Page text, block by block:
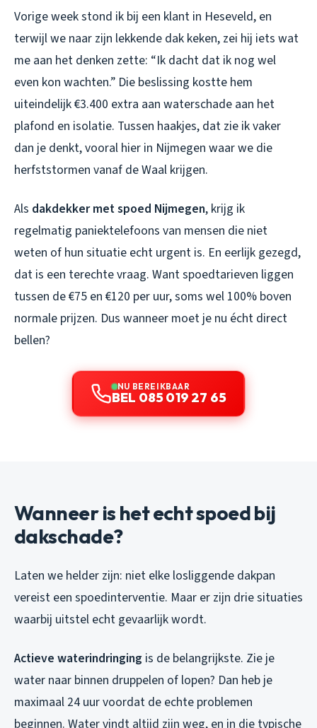
Vorige week stond ik bij een klant in Heseveld, en
terwijl we naar zijn lekkende dak keken, zei hij iets wat
me aan het denken zette: “Ik dacht dat ik nog wel
even kon wachten.” Die beslissing kostte hem
uiteindelijk €3.400 extra aan waterschade aan het
plafond en isolatie. Tussen haakjes, dat zie ik vaker
dan je denkt, vooral hier in Nijmegen waar we die
herfststormen vanaf de Waal krijgen.
Als dakdekker met spoed Nijmegen, krijg ik
regelmatig paniektelefoons van mensen die niet
weten of hun situatie echt urgent is. En eerlijk gezegd,
dat is een terechte vraag. Want spoedtarieven liggen
tussen de €75 en €120 per uur, soms wel 100% boven
normale prijzen. Dus wanneer moet je nu écht direct
bellen?
NU BEREIKBAAR
BEL 085 019 27 65
Wanneer is het echt spoed bij
dakschade?
Laten we helder zijn: niet elke losliggende dakpan
vereist een spoedinterventie. Maar er zijn drie situaties
waarbij uitstel echt gevaarlijk wordt.
Actieve waterindringing is de belangrijkste. Zie je
water naar binnen druppelen of lopen? Dan heb je
maximaal 24 uur voordat de echte problemen
beginnen. Water vindt altijd zijn weg, en in die typische